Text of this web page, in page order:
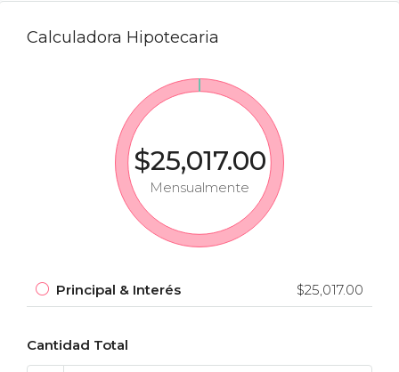
Calculadora Hipotecaria
$25,017.00
Mensualmente
Principal & Interés $25,017.00
Cantidad Total